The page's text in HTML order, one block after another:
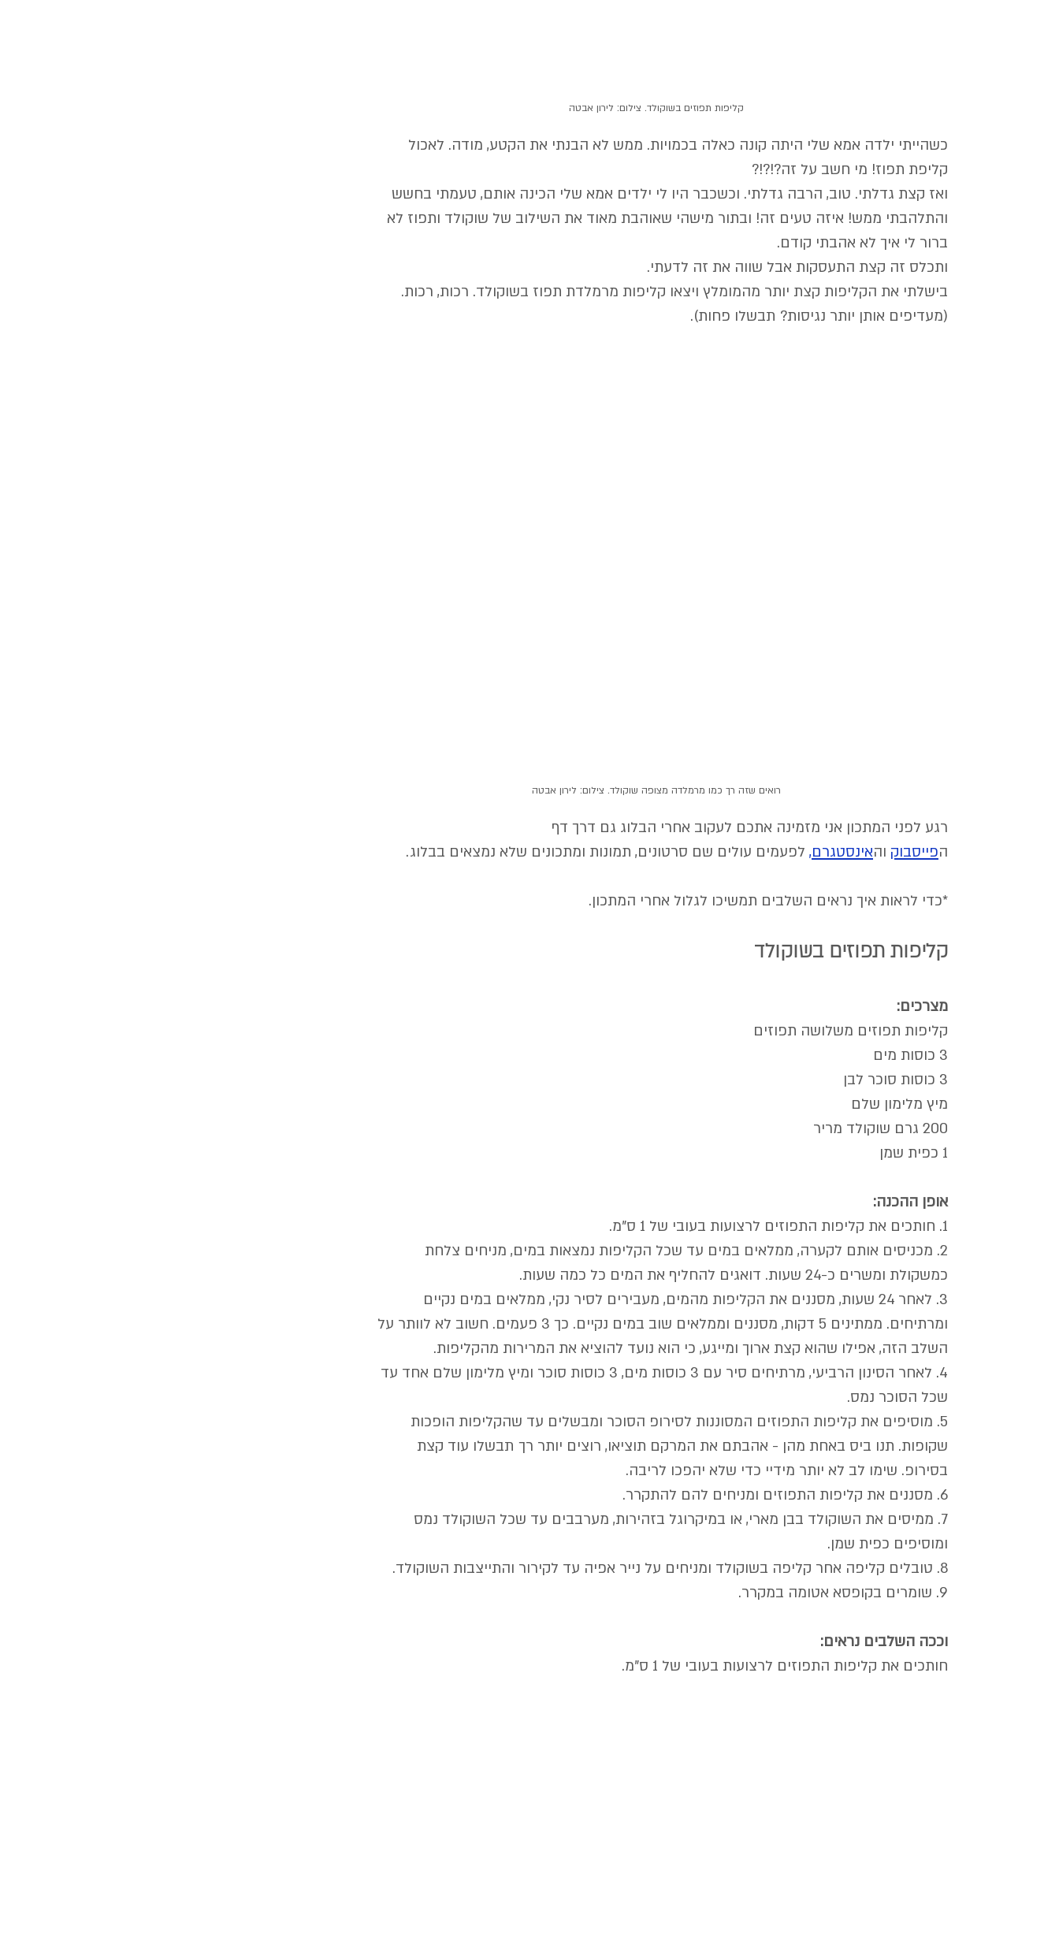
קליפות תפוזים בשוקולד. צילום: לירון אבטה
כשהייתי ילדה אמא שלי היתה קונה כאלה בכמויות. ממש לא הבנתי את הקטע, מודה. לאכול
קליפת תפוז! מי חשב על זה?!?!?
ואז קצת גדלתי. טוב, הרבה גדלתי. וכשכבר היו לי ילדים אמא שלי הכינה אותם, טעמתי בחשש
והתלהבתי ממש! איזה טעים זה! ובתור מישהי שאוהבת מאוד את השילוב של שוקולד ותפוז לא
ברור לי איך לא אהבתי קודם.
ותכלס זה קצת התעסקות אבל שווה את זה לדעתי.
בישלתי את הקליפות קצת יותר מהמומלץ ויצאו קליפות מרמלדת תפוז בשוקולד. רכות, רכות.
(מעדיפים אותן יותר נגיסות? תבשלו פחות).
רואים שזה רך כמו מרמלדה מצופה שוקולד. צילום: לירון אבטה
רגע לפני המתכון אני מזמינה אתכם לעקוב אחרי הבלוג גם דרך דף
הפייסבוק והאינסטגרם, לפעמים עולים שם סרטונים, תמונות ומתכונים שלא נמצאים בבלוג.
*כדי לראות איך נראים השלבים תמשיכו לגלול אחרי המתכון.
קליפות תפוזים בשוקולד
מצרכים:
קליפות תפוזים משלושה תפוזים
3 כוסות מים
3 כוסות סוכר לבן
מיץ מלימון שלם
200 גרם שוקולד מריר
1 כפית שמן
אופן ההכנה:
1. חותכים את קליפות התפוזים לרצועות בעובי של 1 ס"מ.
2. מכניסים אותם לקערה, ממלאים במים עד שכל הקליפות נמצאות במים, מניחים צלחת
כמשקולת ומשרים כ-24 שעות. דואגים להחליף את המים כל כמה שעות.
3. לאחר 24 שעות, מסננים את הקליפות מהמים, מעבירים לסיר נקי, ממלאים במים נקיים
ומרתיחים. ממתינים 5 דקות, מסננים וממלאים שוב במים נקיים. כך 3 פעמים. חשוב לא לוותר על
השלב הזה, אפילו שהוא קצת ארוך ומייגע, כי הוא נועד להוציא את המרירות מהקליפות.
4. לאחר הסינון הרביעי, מרתיחים סיר עם 3 כוסות מים, 3 כוסות סוכר ומיץ מלימון שלם אחד עד
שכל הסוכר נמס.
5. מוסיפים את קליפות התפוזים המסוננות לסירופ הסוכר ומבשלים עד שהקליפות הופכות
שקופות. תנו ביס באחת מהן - אהבתם את המרקם תוציאו, רוצים יותר רך תבשלו עוד קצת
בסירופ. שימו לב לא יותר מידיי כדי שלא יהפכו לריבה.
6. מסננים את קליפות התפוזים ומניחים להם להתקרר.
7. ממיסים את השוקולד בבן מארי, או במיקרוגל בזהירות, מערבבים עד שכל השוקולד נמס
ומוסיפים כפית שמן.
8. טובלים קליפה אחר קליפה בשוקולד ומניחים על נייר אפיה עד לקירור והתייצבות השוקולד.
9. שומרים בקופסא אטומה במקרר.
וככה השלבים נראים:
חותכים את קליפות התפוזים לרצועות בעובי של 1 ס"מ.